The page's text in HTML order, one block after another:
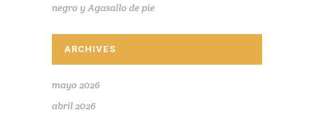
negro y Agasallo de pie
ARCHIVES
mayo 2026
abril 2026